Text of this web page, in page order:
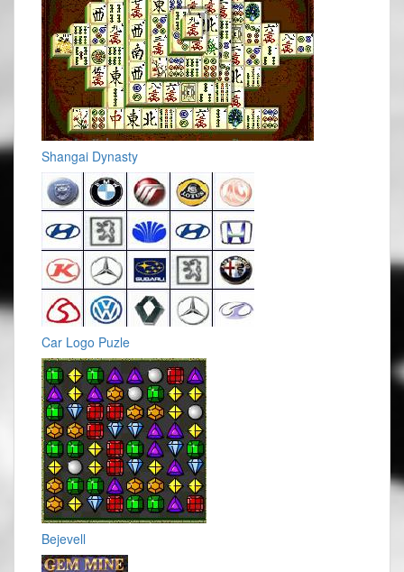
Shangai Dynasty
Car Logo Puzle
Bejevell